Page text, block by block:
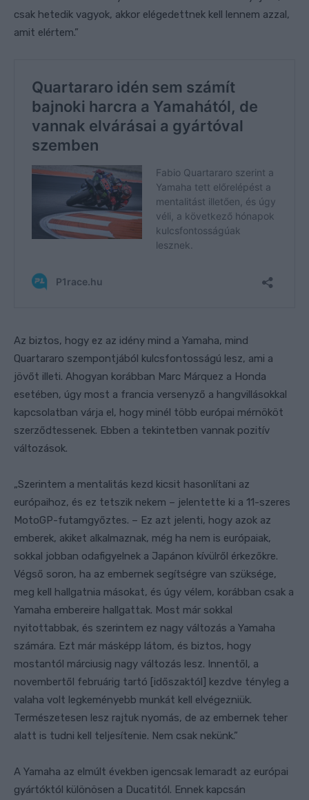
csak hetedik vagyok, akkor elégedettnek kell lennem azzal,
amit elértem.”
Az biztos, hogy ez az idény mind a Yamaha, mind
Quartararo szempontjából kulcsfontosságú lesz, ami a
jövőt illeti. Ahogyan korábban Marc Márquez a Honda
esetében, úgy most a francia versenyző a hangvillásokkal
kapcsolatban várja el, hogy minél több európai mérnököt
szerződtessenek. Ebben a tekintetben vannak pozitív
változások.
„Szerintem a mentalitás kezd kicsit hasonlítani az
európaihoz, és ez tetszik nekem – jelentette ki a 11-szeres
MotoGP-futamgyőztes. – Ez azt jelenti, hogy azok az
emberek, akiket alkalmaznak, még ha nem is európaiak,
sokkal jobban odafigyelnek a Japánon kívülről érkezőkre.
Végső soron, ha az embernek segítségre van szüksége,
meg kell hallgatnia másokat, és úgy vélem, korábban csak a
Yamaha embereire hallgattak. Most már sokkal
nyitottabbak, és szerintem ez nagy változás a Yamaha
számára. Ezt már másképp látom, és biztos, hogy
mostantól márciusig nagy változás lesz. Innentől, a
novembertől februárig tartó [időszaktól] kezdve tényleg a
valaha volt legkeményebb munkát kell elvégezniük.
Természetesen lesz rajtuk nyomás, de az embernek teher
alatt is tudni kell teljesítenie. Nem csak nekünk.”
A Yamaha az elmúlt években igencsak lemaradt az európai
gyártóktól különösen a Ducatitól. Ennek kapcsán